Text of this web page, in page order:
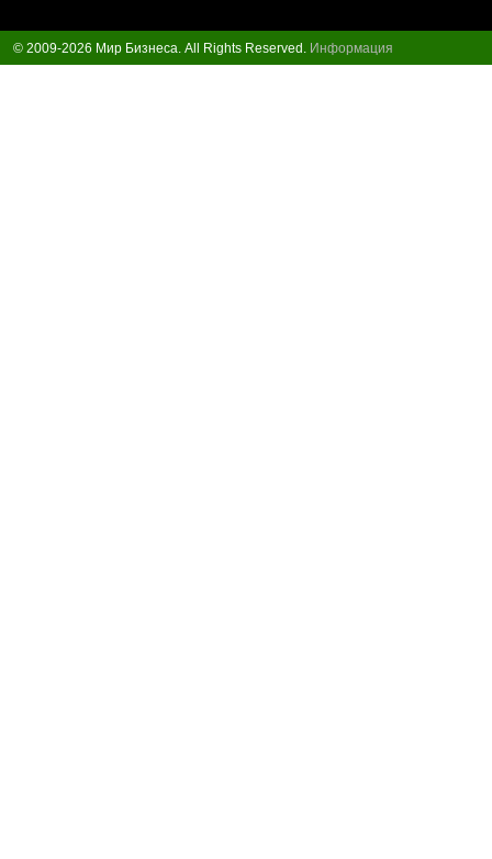
© 2009-2026 Мир Бизнеса. All Rights Reserved. Информация